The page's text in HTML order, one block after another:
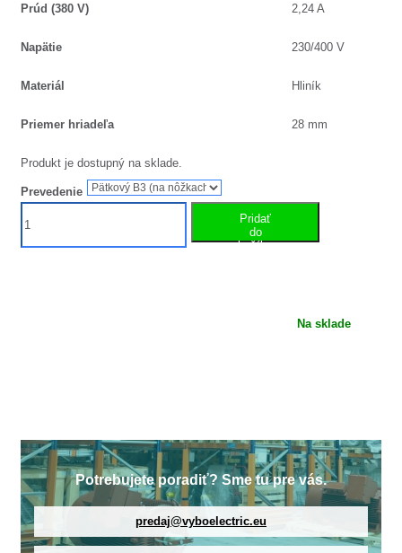
Prúd (380 V) 2,24 A
Napätie 230/400 V
Materiál Hliník
Priemer hriadeľa 28 mm
Produkt je dostupný na sklade.
Prevedenie
Na sklade
Elektromotor
s
Pridať
do
košíka
Potrebujete poradiť? Sme tu pre vás.
predaj@vyboelectric.eu